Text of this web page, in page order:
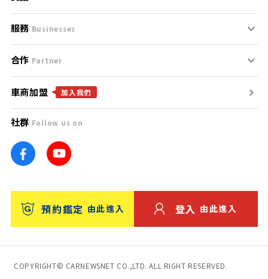
服務條款
免責聲明
隱私權政策
團隊
車訊網
台灣優良中古車商大獎
支援中心
聯絡我們
服務 Businesses
什麼是Goo鑑定？
找好車
找好店
找海外車
消費者評價
保固
合作 Partner
合作夥伴
廣告合作
車商加盟 加入我們
社群 Follow us on
預約鑑定 由此進入 登入 由此進入
COPYRIGHT© CARNEWSNET CO.,LTD. ALL RIGHT RESERVED.